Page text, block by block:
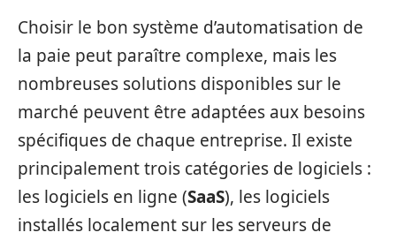
Choisir le bon système d’automatisation de
la paie peut paraître complexe, mais les
nombreuses solutions disponibles sur le
marché peuvent être adaptées aux besoins
spécifiques de chaque entreprise. Il existe
principalement trois catégories de logiciels :
les logiciels en ligne (SaaS), les logiciels
installés localement sur les serveurs de